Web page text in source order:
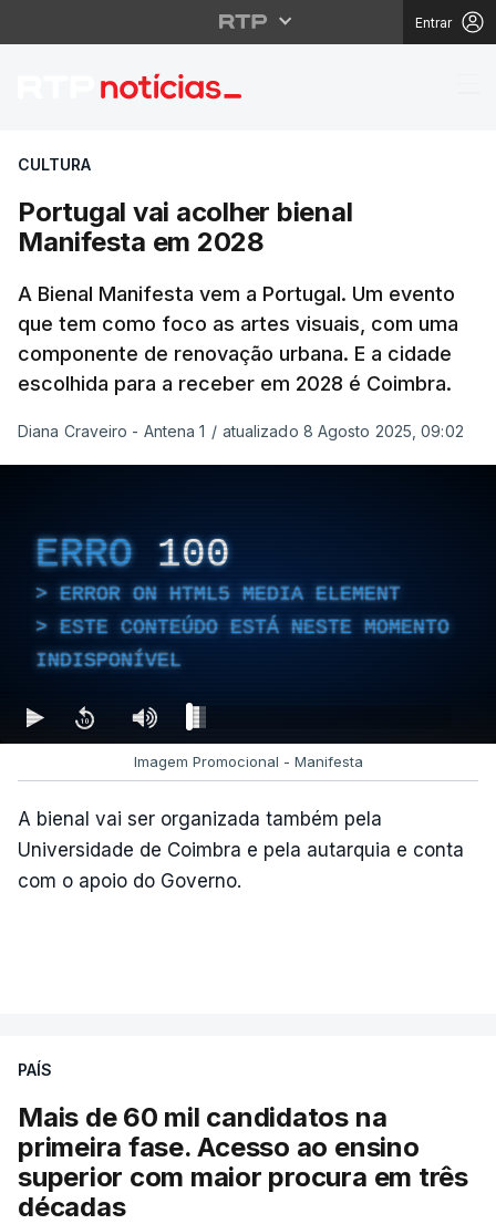
Entrar
Portugal vai acolher
CULTURA
Portugal vai acolher bienal
Manifesta em 2028
A Bienal Manifesta vem a Portugal. Um evento
que tem como foco as artes visuais, com uma
componente de renovação urbana. E a cidade
escolhida para a receber em 2028 é Coimbra.
Diana Craveiro - Antena 1 / atualizado 8 Agosto 2025, 09:02
ERRO 100
ERROR ON HTML5 MEDIA ELEMENT
ESTE CONTEÚDO ESTÁ NESTE MOMENTO
INDISPONÍVEL
Imagem Promocional - Manifesta
A bienal vai ser organizada também pela
Universidade de Coimbra e pela autarquia e conta
com o apoio do Governo.
PAÍS
Mais de 60 mil candidatos na
primeira fase. Acesso ao ensino
superior com maior procura em três
décadas